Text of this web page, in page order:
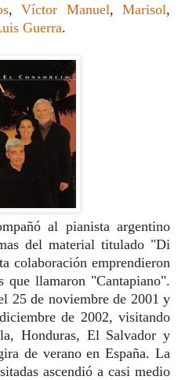
,Víctor Manuel,Marisol,
Guerra.
al pianista argentino
del material titulado "Di
colaboración emprendieron
que llamaron "Cantapiano".
25 de noviembre de 2001 y
de 2002, visitando
Honduras, El Salvador y
de verano en España. La
ascendió a casi medio